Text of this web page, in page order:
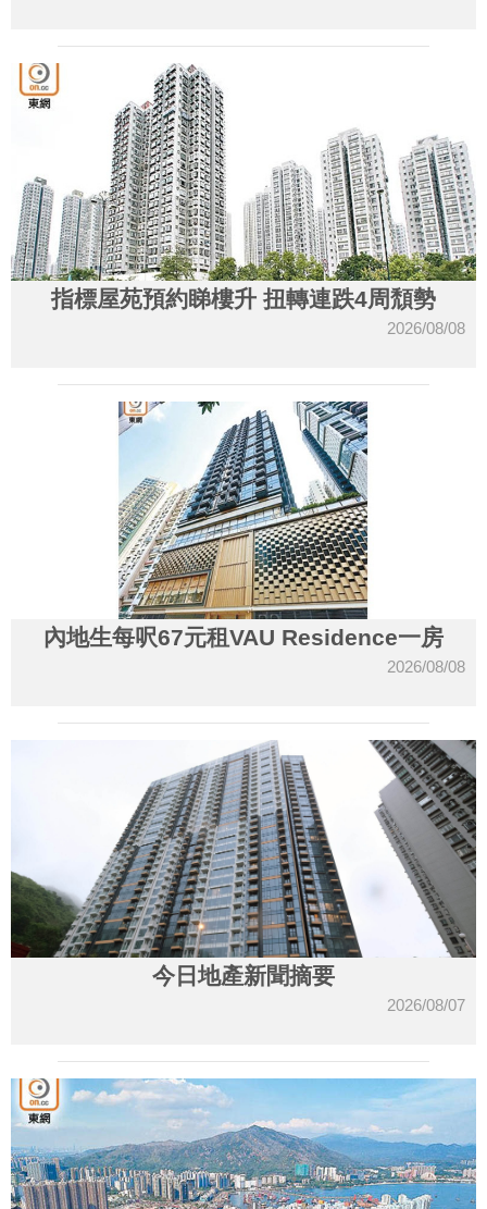
指標屋苑預約睇樓升 扭轉連跌4周頹勢
2026/08/08
內地生每呎67元租VAU Residence一房
2026/08/08
今日地產新聞摘要
2026/08/07